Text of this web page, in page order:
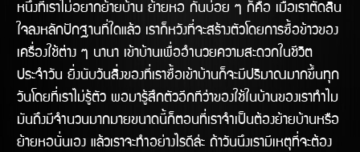
หนึ่งที่เราไม่อยากย้ายบ้าน ย้ายหอ กันบ่อย ๆ ก็คือ เมื่อเราตัดสิน
ใจลงหลักปักฐานที่ใดแล้ว เราก็หวังที่จะสร้างตัวโดยการซื้อข้าวของ
เครื่องใช้ต่าง ๆ นานา เข้าบ้านเพื่ออำนวยความสะดวกในชีวิต
ประจำวัน ยิ่งนับวันสิ่งของที่เราซื้อเข้าบ้านก็จะมีปริมาณมากขึ้นทุก
วันโดยที่เราไม่รู้ตัว พอมารู้สึกตัวอีกทีว่าของใช้ในบ้านของเราทำไม
มันถึงมีจำนวนมากมายขนาดนี้ก็ตอนที่เราจำเป็นต้องย้ายบ้านหรือ
ย้ายหอนั่นเอง แล้วเราจะทำอย่างไรดีล้่ะ ถ้าวันนึงเรามีเหตุที่จะต้อง